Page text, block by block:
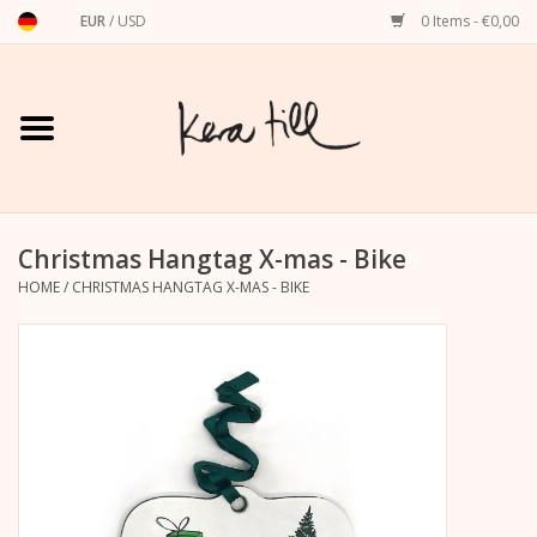
EUR/ USD 0 Items - €0,00
Home
Art Prints
Christmas Hangtag X-mas - Bike
HOME/ CHRISTMAS HANGTAG X-MAS - BIKE